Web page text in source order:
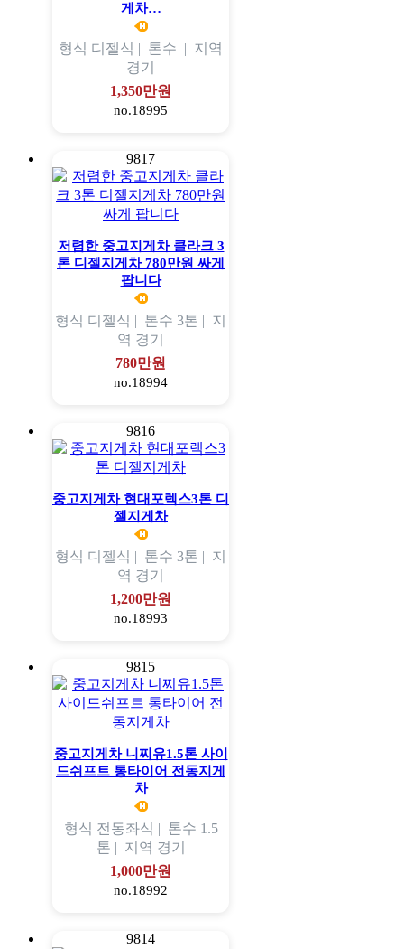
게차…
형식 디젤식 | 톤수 | 지역
경기
1,350만원
no.18995
9817
저렴한 중고지게차 클라크 3
톤 디젤지게차 780만원 싸게
팝니다
형식 디젤식 | 톤수 3톤 | 지
역 경기
780만원
no.18994
9816
중고지게차 현대포렉스3톤 디
젤지게차
형식 디젤식 | 톤수 3톤 | 지
역 경기
1,200만원
no.18993
9815
중고지게차 니찌유1.5톤 사이
드쉬프트 통타이어 전동지게
차
형식 전동좌식 | 톤수 1.5
톤 | 지역 경기
1,000만원
no.18992
9814